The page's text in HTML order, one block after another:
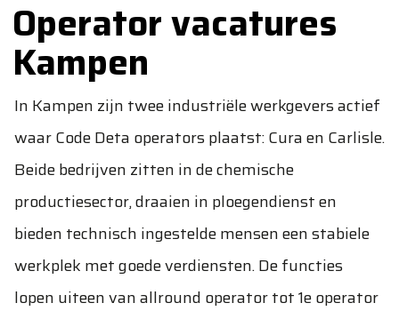
Operator vacatures
Kampen
In Kampen zijn twee industriële werkgevers actief
waar Code Deta operators plaatst: Cura en Carlisle.
Beide bedrijven zitten in de chemische
productiesector, draaien in ploegendienst en
bieden technisch ingestelde mensen een stabiele
werkplek met goede verdiensten. De functies
lopen uiteen van allround operator tot 1e operator